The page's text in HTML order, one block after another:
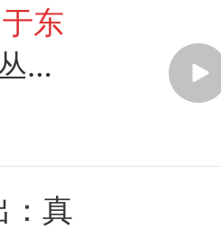
于东
：真